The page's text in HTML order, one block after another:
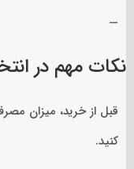
—
نکات مهم در
قبل از خرید، میزان
کنید.